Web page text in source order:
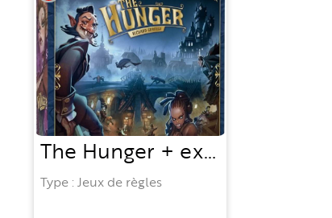
The Hunger + extension "Au clair de la lune"
Type : Jeux de règles